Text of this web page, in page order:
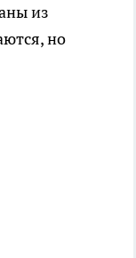
из
но